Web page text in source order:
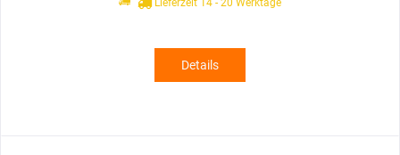
Lieferzeit 14 - 20 Werktage
Details